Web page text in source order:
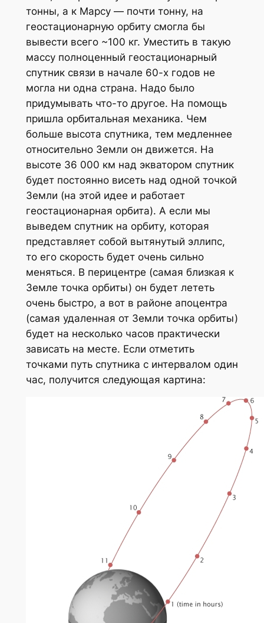
тонны, а к Марсу — почти тонну, на
геостационарную орбиту смогла бы
вывести всего ~100 кг. Уместить в такую
массу полноценный геостационарный
спутник связи в начале 60-х годов не
могла ни одна страна. Надо было
придумывать что-то другое. На помощь
пришла орбитальная механика. Чем
больше высота спутника, тем медленнее
относительно Земли он движется. На
высоте 36 000 км над экватором спутник
будет постоянно висеть над одной точкой
Земли (на этой идее и работает
геостационарная орбита). А если мы
выведем спутник на орбиту, которая
представляет собой вытянутый эллипс,
то его скорость будет очень сильно
меняться. В перицентре (самая близкая к
Земле точка орбиты) он будет лететь
очень быстро, а вот в районе апоцентра
(самая удаленная от Земли точка орбиты)
будет на несколько часов практически
зависать на месте. Если отметить
точками путь спутника с интервалом один
час, получится следующая картина: